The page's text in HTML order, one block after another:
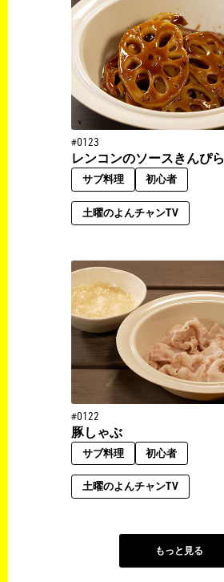
#0123
レンコンのソースきんぴら
サブ料理 初心者
土曜のよんチャンTV
#0122
豚しゃぶ
サブ料理 初心者
土曜のよんチャンTV
もっと見る